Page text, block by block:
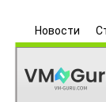
Новости